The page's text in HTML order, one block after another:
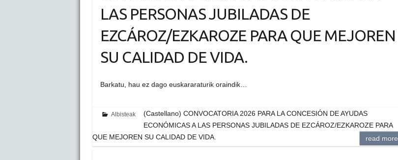
LAS PERSONAS JUBILADAS DE
EZCÁROZ/EZKAROZE PARA QUE MEJOREN
SU CALIDAD DE VIDA.
Barkatu, hau ez dago euskararaturik oraindik…
Albisteak
(Castellano) CONVOCATORIA 2026 PARA LA CONCESIÓN DE AYUDAS
ECONÓMICAS A LAS PERSONAS JUBILADAS DE EZCÁROZ/EZKAROZE PARA
QUE MEJOREN SU CALIDAD DE VIDA.
read more